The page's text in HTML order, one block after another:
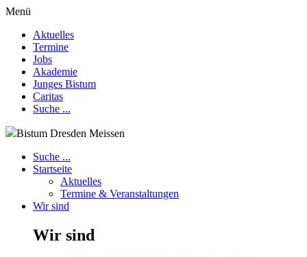
Menü
Aktuelles
Termine
Jobs
Akademie
Junges Bistum
Caritas
Suche ...
Bistum Dresden Meissen
Suche ...
Startseite
Aktuelles
Termine & Veranstaltungen
Wir sind
Wir sind